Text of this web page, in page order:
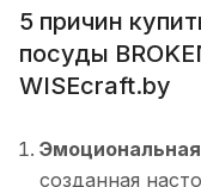
5 причин
посуды
WISEcraft.by
созданная